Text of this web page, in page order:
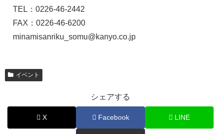
TEL：0226-46-2442
FAX：0226-46-6200
minamisanriku_somu@kanyo.co.jp
イベント
シェアする
X Facebook LINE